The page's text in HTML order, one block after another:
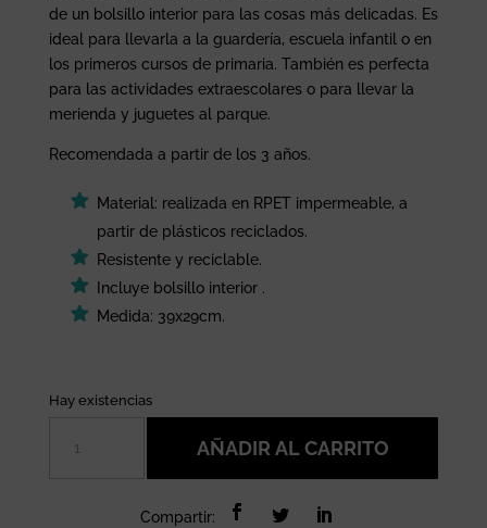
de un bolsillo interior para las cosas más delicadas. Es
ideal para llevarla a la guardería, escuela infantil o en
los primeros cursos de primaria. También es perfecta
para las actividades extraescolares o para llevar la
merienda y juguetes al parque.
Recomendada a partir de los 3 años.
Material: realizada en RPET impermeable, a
partir de plásticos reciclados.
Resistente y reciclable.
Incluye bolsillo interior .
Medida: 39x29cm.
Hay existencias
saco
AÑADIR AL CARRITO
Compartir: